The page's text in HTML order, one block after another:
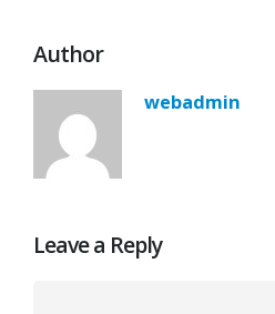
Author
webadmin
Leave a Reply